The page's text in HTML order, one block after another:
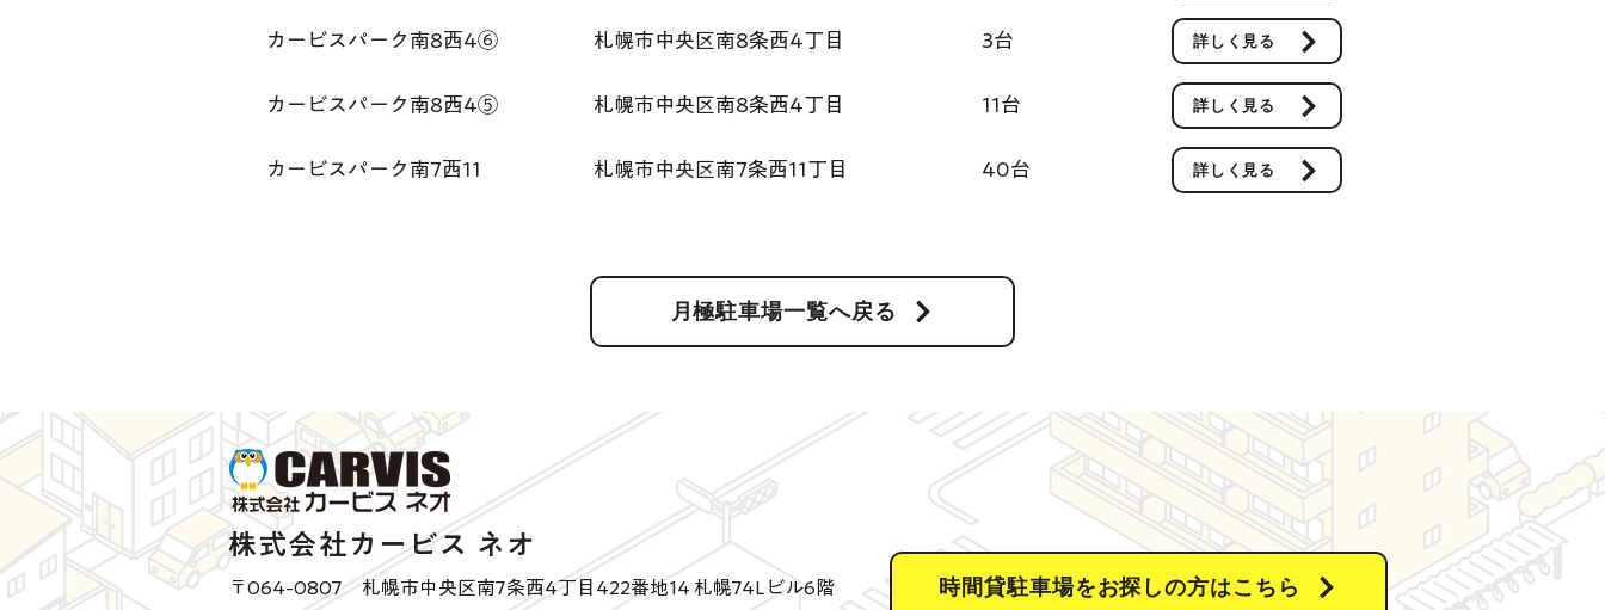
カービスパーク南8西4⑥ 札幌市中央区南8条西4丁目 3台 詳しく見る
カービスパーク南8西4⑤ 札幌市中央区南8条西4丁目 11台 詳しく見る
カービスパーク南7西11 札幌市中央区南7条西11丁目 40台 詳しく見る
月極駐車場一覧へ戻る
株式会社カービス ネオ
〒064-0807 札幌市中央区南7条西4丁目422番地14 札幌74Lビル6階
時間貸駐車場をお探しの方はこちら